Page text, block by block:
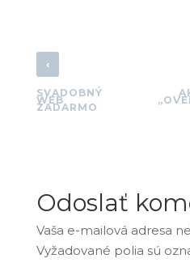
‹
SVADOBNÝ
WEB
ZADARMO
Odoslať
Vaša e-mailová adresa
Vyžadované polia sú